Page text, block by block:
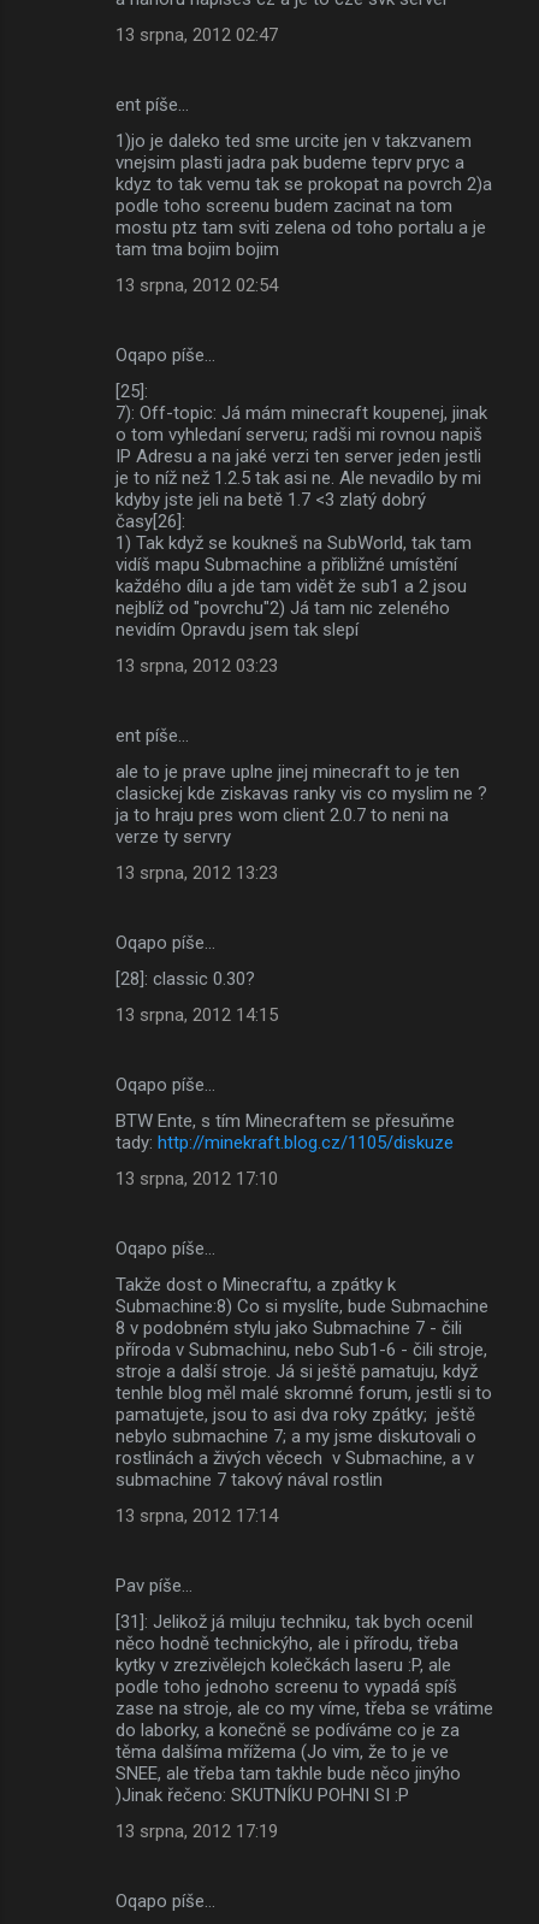
13 srpna, 2012 02:47
ent píše…
1)jo je daleko ted sme urcite jen v takzvanem
vnejsim plasti jadra pak budeme teprv pryc a
kdyz to tak vemu tak se prokopat na povrch 2)a
podle toho screenu budem zacinat na tom
mostu ptz tam sviti zelena od toho portalu a je
tam tma bojim bojim
13 srpna, 2012 02:54
Oqapo píše…
[25]:
7): Off-topic: Já mám minecraft koupenej, jinak
o tom vyhledaní serveru; radši mi rovnou napiš
IP Adresu a na jaké verzi ten server jeden jestli
je to níž než 1.2.5 tak asi ne. Ale nevadilo by mi
kdyby jste jeli na betě 1.7 <3 zlatý dobrý
časy[26]:
1) Tak když se koukneš na SubWorld, tak tam
vidíš mapu Submachine a přibližné umístění
každého dílu a jde tam vidět že sub1 a 2 jsou
nejblíž od "povrchu"2) Já tam nic zeleného
nevidím Opravdu jsem tak slepí
13 srpna, 2012 03:23
ent píše…
ale to je prave uplne jinej minecraft to je ten
clasickej kde ziskavas ranky vis co myslim ne ?
ja to hraju pres wom client 2.0.7 to neni na
verze ty servry
13 srpna, 2012 13:23
Oqapo píše…
[28]: classic 0.30?
13 srpna, 2012 14:15
Oqapo píše…
BTW Ente, s tím Minecraftem se přesuňme
tady: http://minekraft.blog.cz/1105/diskuze
13 srpna, 2012 17:10
Oqapo píše…
Takže dost o Minecraftu, a zpátky k
Submachine:8) Co si myslíte, bude Submachine
8 v podobném stylu jako Submachine 7 - čili
příroda v Submachinu, nebo Sub1-6 - čili stroje,
stroje a další stroje. Já si ještě pamatuju, když
tenhle blog měl malé skromné forum, jestli si to
pamatujete, jsou to asi dva roky zpátky; ještě
nebylo submachine 7; a my jsme diskutovali o
rostlinách a živých věcech v Submachine, a v
submachine 7 takový nával rostlin
13 srpna, 2012 17:14
Pav píše…
[31]: Jelikož já miluju techniku, tak bych ocenil
něco hodně technickýho, ale i přírodu, třeba
kytky v zrezivělejch kolečkách laseru :P, ale
podle toho jednoho screenu to vypadá spíš
zase na stroje, ale co my víme, třeba se vrátime
do laborky, a konečně se podíváme co je za
těma dalšíma mřížema (Jo vim, že to je ve
SNEE, ale třeba tam takhle bude něco jinýho
)Jinak řečeno: SKUTNÍKU POHNI SI :P
13 srpna, 2012 17:19
Oqapo píše…